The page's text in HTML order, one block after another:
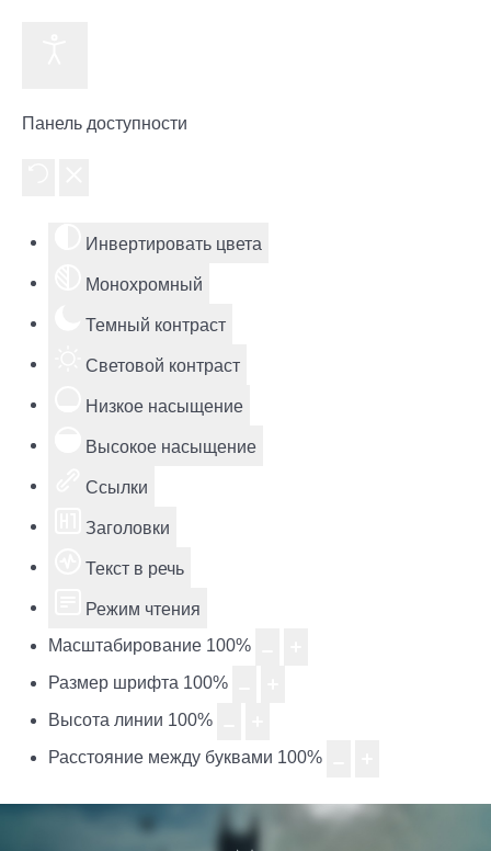
Панель доступности
Инвертировать цвета
Монохромный
Темный контраст
Световой контраст
Низкое насыщение
Высокое насыщение
Ссылки
Заголовки
Текст в речь
Режим чтения
Масштабирование 100%
Размер шрифта 100%
Высота линии 100%
Расстояние между буквами 100%